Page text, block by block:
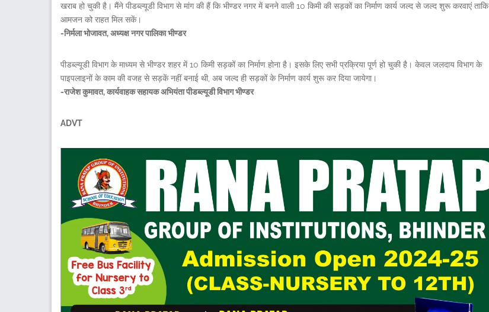
खराब हो चुकी है। मैंने पीडब्ल्यूडी विभाग से मांग की हैं कि भीण्डर नगर में बनने वाली 10 किमी की सड़कों का निर्माण कार्य जल्द से जल्द शुरू करवाएं ताकि
आमजन को राहत मिल सकें।
-निर्मला भोजावत, अध्यक्ष नगर पालिका भीण्डर
पीडब्ल्यूडी विभाग के माध्यम से भीण्डर शहर में 10 किमी सड़कों का निर्माण होना है। इसके लिए सभी प्रक्रिया पूर्ण हो चुकी है। केवल जलदाय विभाग के
पाइपलाइनों के काम की वजह से सड़कें नहीं बनाई थी, अब जल्द ही सड़कों के निर्माण कार्य शुरू कर दिया जायेगा।
-राजेश कुमावत, कार्यवाहक सहायक अभियंता पीडब्ल्यूडी विभाग भीण्डर
ADVT